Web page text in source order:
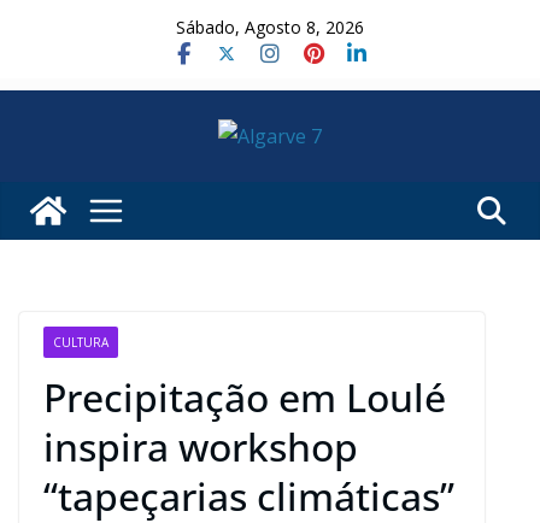
Sábado, Agosto 8, 2026
CULTURA
Precipitação em Loulé
inspira workshop
“tapeçarias climáticas”